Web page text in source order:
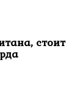
стоит